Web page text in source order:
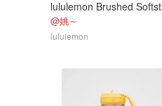
@姚～
lululemon